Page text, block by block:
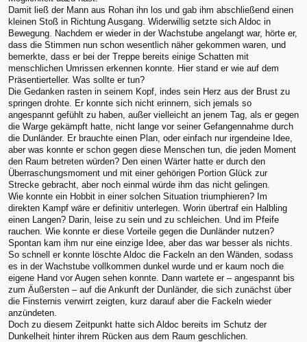
Damit ließ der Mann aus Rohan ihn los und gab ihm abschließend einen
kleinen Stoß in Richtung Ausgang. Widerwillig setzte sich Aldoc in
Bewegung. Nachdem er wieder in der Wachstube angelangt war, hörte er,
dass die Stimmen nun schon wesentlich näher gekommen waren, und
bemerkte, dass er bei der Treppe bereits einige Schatten mit
menschlichen Umrissen erkennen konnte. Hier stand er wie auf dem
Präsentierteller. Was sollte er tun?
Die Gedanken rasten in seinem Kopf, indes sein Herz aus der Brust zu
springen drohte. Er konnte sich nicht erinnern, sich jemals so
angespannt gefühlt zu haben, außer vielleicht an jenem Tag, als er gegen
die Warge gekämpft hatte, nicht lange vor seiner Gefangennahme durch
die Dunländer. Er brauchte einen Plan, oder einfach nur irgendeine Idee,
aber was konnte er schon gegen diese Menschen tun, die jeden Moment
den Raum betreten würden? Den einen Wärter hatte er durch den
Überraschungsmoment und mit einer gehörigen Portion Glück zur
Strecke gebracht, aber noch einmal würde ihm das nicht gelingen.
Wie konnte ein Hobbit in einer solchen Situation triumphieren? Im
direkten Kampf wäre er definitiv unterlegen. Worin übertraf ein Halbling
einen Langen? Darin, leise zu sein und zu schleichen. Und im Pfeife
rauchen. Wie konnte er diese Vorteile gegen die Dunländer nutzen?
Spontan kam ihm nur eine einzige Idee, aber das war besser als nichts.
So schnell er konnte löschte Aldoc die Fackeln an den Wänden, sodass
es in der Wachstube vollkommen dunkel wurde und er kaum noch die
eigene Hand vor Augen sehen konnte. Dann wartete er – angespannt bis
zum Äußersten – auf die Ankunft der Dunländer, die sich zunächst über
die Finsternis verwirrt zeigten, kurz darauf aber die Fackeln wieder
anzündeten.
Doch zu diesem Zeitpunkt hatte sich Aldoc bereits im Schutz der
Dunkelheit hinter ihrem Rücken aus dem Raum geschlichen.